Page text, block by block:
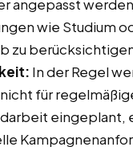
angepasst
wie Studium
zu
In der Regel
für
eingeplant,